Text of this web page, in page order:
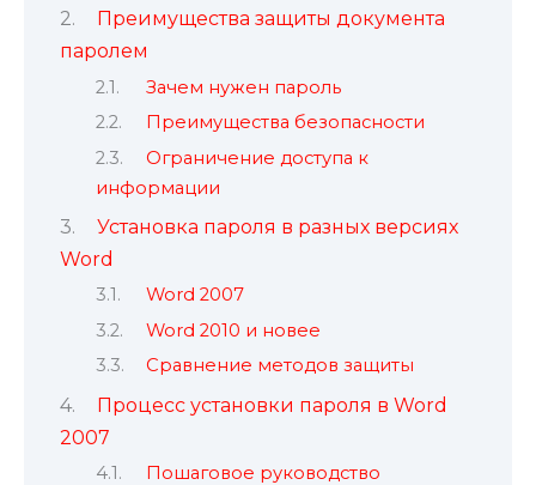
Преимущества защиты документа
паролем
Зачем нужен пароль
Преимущества безопасности
Ограничение доступа к
информации
Установка пароля в разных версиях
Word
Word 2007
Word 2010 и новее
Сравнение методов защиты
Процесс установки пароля в Word
2007
Пошаговое руководство